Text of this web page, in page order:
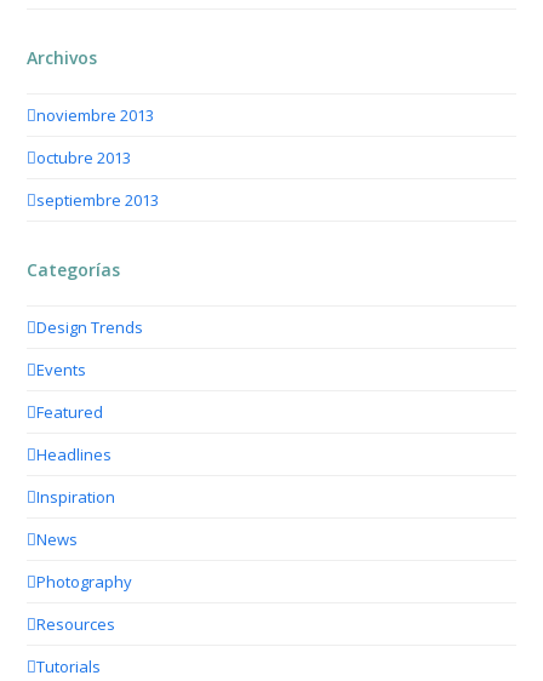
Archivos
noviembre 2013
octubre 2013
septiembre 2013
Categorías
Design Trends
Events
Featured
Headlines
Inspiration
News
Photography
Resources
Tutorials